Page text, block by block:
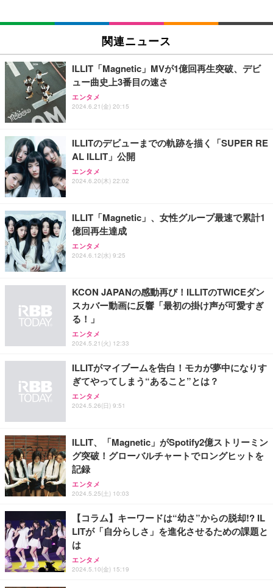
モバイルバッテリー 大容量 30000mAh 【22.5W/20
ッテリー 5台同時充電 Type-C出力 スマホ 充電器 LC
D残量表示 LEDライト付き ストラップ付き 持ち運び
携帯充電器 停電対策 アウトドア/旅行/出張/防災/緊
急用 iOS/Android各種他対応 機内持込可 (高級白い)
エレコム 充電器 Type-C USB-C 20W USB PD対応 1
ポート PSE認証品 GaN採用 折りたたみ式プラグ ホ
ワイト 【 iPhone16 15 等対応】 EC-AC6820WH
エレコム 充電器 40W 2ポート Type-C USB PD対応
PPS対応 GaN II採用 折りたたみ式プラグ ホワイト
EC-AC10640WH
エレコム 65W 充電器 Type-C コンセント 急速 PD対
応 スイング式プラグ採用 PSE技術基準適合 ブラッ
ク EC-AC12465BK
モンプチ プチリュクス パウチ 2種のアソート 厳選
猫 ウェットフード
カルカン パウチ パテ 成猫用 60g×36袋 まぐろ ほた
てだし入り ウェットフード キャットフード 総合栄
養食 水分補給 大容量 まとめ買い
カルカン パウチ パテ 成猫用 60g×36袋 まぐろ ほた
てだし入り ウェットフード キャットフード 総合栄
養食 水分補給 大容量 まとめ買い
ミャウミャウ (MiawMiaw) カリカリ 小粒 腎臓と下
部尿路の健康維持 270g シニア猫用 まぐろ味 キャッ
トフード ドライフード (× 2)
SIHOO B100 オフィスチェア／デスクチェア メッシ
ュチェア 人間工学 疲れない ブラック
￥27,999
Sezlife オフィスチェア デスクチェア 疲れない テレ
ワーク チェア 強化バックレスト 30度ロッキング機
能 人間工学 椅子 腰サポート 90度跳ね上げ式アーム
務用 おしゃれ パソコンチェア (ブラック)
Sezlife オフィスチェア デスクチェア 疲れない テレ
ワーク チェア 強化バックレスト 30度ロッキング機
能 人間工学 椅子 腰サポート 90度跳ね上げ式アーム
務用 おしゃれ パソコンチェア (ホワイト)
ANDWINT オフィスチェア デスクチェア 肘なし メ
ッシュ 通気性 ランバーサポート付き 腰サポート ガ
ス圧無段階昇降 360度回転 キャスター付き コンパク
関連ニュース
ILLIT「Magnetic」MVが1億回再生突破、デビ
ュー曲史上3番目の速さ
エンタメ
2024.6.21(金) 20:15
ILLITのデビューまでの軌跡を描く「SUPER RE
AL ILLIT」公開
エンタメ
2024.6.20(木) 22:02
ILLIT「Magnetic」、女性グループ最速で累計1
億回再生達成
エンタメ
2024.6.12(水) 9:25
KCON JAPANの感動再び！ILLITのTWICEダン
スカバー動画に反響「最初の掛け声が可愛すぎ
る！」
エンタメ
2024.5.21(火) 12:33
ILLITがマイブームを告白！モカが夢中になりす
ぎてやってしまう“あること”とは？
エンタメ
2024.5.26(日) 9:51
ILLIT、「Magnetic」がSpotify2億ストリーミン
グ突破！グローバルチャートでロングヒットを
記録
エンタメ
2024.5.25(土) 10:03
【コラム】キーワードは“幼さ”からの脱却!? IL
LITが「自分らしさ」を進化させるための課題と
は
エンタメ
2024.5.10(金) 15:19